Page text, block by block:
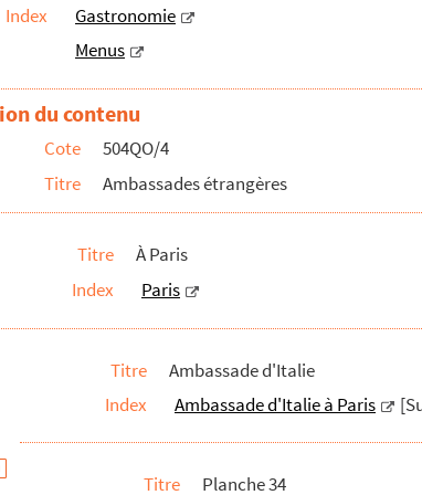
du Conseil
Index
Gastronomie
Menus
du contenu
Cote
504QO/4
Titre
Ambassades étrangères
Titre
À Paris
Index
Paris
Titre
Ambassade d'Italie
Index
Ambassade d'Italie à Paris
Titre Planche 34